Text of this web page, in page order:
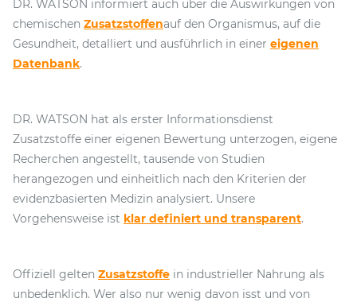
DR. WATSON informiert auch über die Auswirkungen von
chemischen Zusatzstoffenauf den Organismus, auf die
Gesundheit, detalliert und ausführlich in einer eigenen
Datenbank.
DR. WATSON hat als erster Informationsdienst
Zusatzstoffe einer eigenen Bewertung unterzogen, eigene
Recherchen angestellt, tausende von Studien
herangezogen und einheitlich nach den Kriterien der
evidenzbasierten Medizin analysiert. Unsere
Vorgehensweise ist klar definiert und transparent.
Offiziell gelten Zusatzstoffe in industrieller Nahrung als
unbedenklich. Wer also nur wenig davon isst und von